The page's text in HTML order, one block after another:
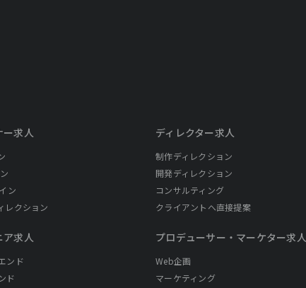
ー求人
ン
レクション
ア求人
ンド
ド
ディレクター求人
制作ディレクション
開発ディレクション
コンサルティング
クライアントへ直接提案
プロデューサー・ マーケター求人
Web企画
マーケティング